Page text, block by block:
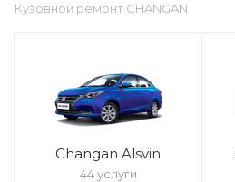
Кузовной ремонт CHANGAN
Changan Alsvin
44 услуги